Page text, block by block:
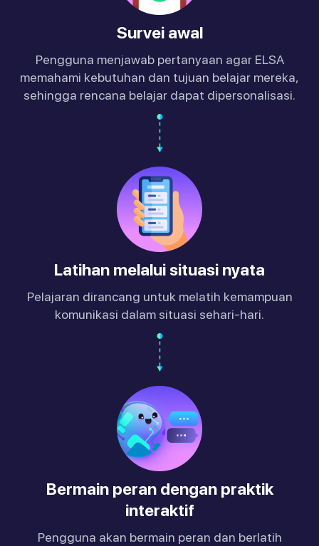
Survei awal
Pengguna menjawab pertanyaan agar ELSA
memahami kebutuhan dan tujuan belajar mereka,
sehingga rencana belajar dapat dipersonalisasi.
Latihan melalui situasi nyata
Pelajaran dirancang untuk melatih kemampuan
komunikasi dalam situasi sehari-hari.
Bermain peran dengan praktik
interaktif
Pengguna akan bermain peran dan berlatih